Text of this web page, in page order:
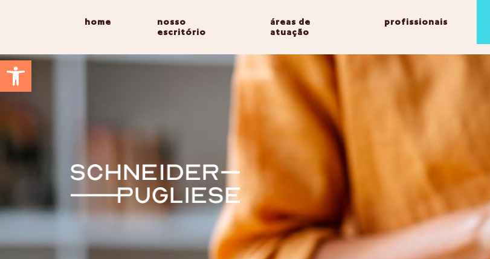
Abrir a barra de ferramentas
home
nosso
escritório
áreas de
atuação
profissionais